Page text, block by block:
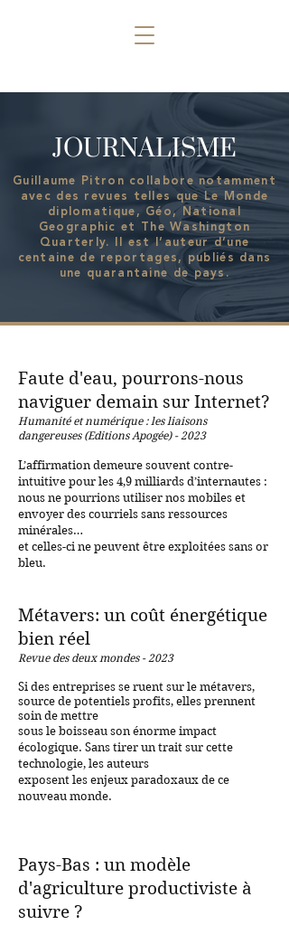
JOURNALISME
Guillaume Pitron collabore notamment
avec des revues telles que Le Monde
diplomatique, Géo, National
Geographic et The Washington
Quarterly. Il est l’auteur d’une
centaine de reportages, publiés dans
une quarantaine de pays.
Faute d'eau, pourrons-nous
naviguer demain sur Internet?
Humanité et numérique :lesliaisons
dangereuses (Editions Apogée) - 2023
L’affirmation demeure souvent contre-
intuitive pour les 4,9 milliards d’internautes :
nous ne pourrions utiliser nos mobiles et
envoyer des courriels sans ressources
minérales…
et celles-ci ne peuvent être exploitées sans or
bleu.
Métavers: un coût énergétique
bien réel
Revue des deux mondes - 2023
Si des entreprises se ruent sur le métavers,
source de potentiels profits, elles prennent
soin de mettre
sous le boisseau son énorme impact
écologique. Sans tirer un trait sur cette
technologie, les auteurs
exposent les enjeux paradoxaux de ce
nouveau monde.
Pays-Bas : un modèle
d'agriculture productiviste à
suivre ?